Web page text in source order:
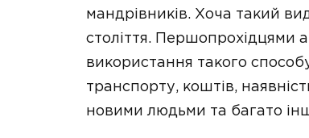
мандрівників. Хоча такий
століття. Першопрохідцями
використання такого
транспорту, коштів,
новими людьми та багато